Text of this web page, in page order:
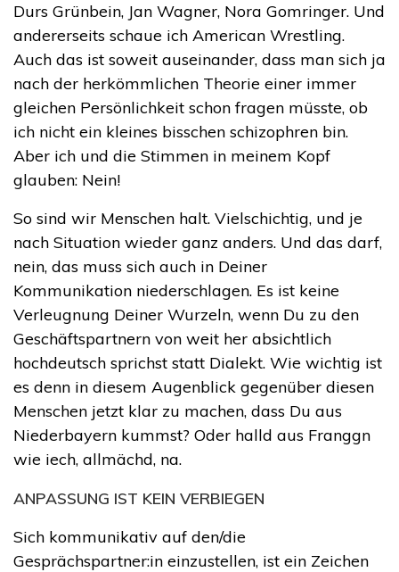
Durs Grünbein, Jan Wagner, Nora Gomringer. Und
andererseits schaue ich American Wrestling.
Auch das ist soweit auseinander, dass man sich ja
nach der herkömmlichen Theorie einer immer
gleichen Persönlichkeit schon fragen müsste, ob
ich nicht ein kleines bisschen schizophren bin.
Aber ich und die Stimmen in meinem Kopf
glauben: Nein!
So sind wir Menschen halt. Vielschichtig, und je
nach Situation wieder ganz anders. Und das darf,
nein, das muss sich auch in Deiner
Kommunikation niederschlagen. Es ist keine
Verleugnung Deiner Wurzeln, wenn Du zu den
Geschäftspartnern von weit her absichtlich
hochdeutsch sprichst statt Dialekt. Wie wichtig ist
es denn in diesem Augenblick gegenüber diesen
Menschen jetzt klar zu machen, dass Du aus
Niederbayern kummst? Oder halld aus Franggn
wie iech, allmächd, na.
ANPASSUNG IST KEIN VERBIEGEN
Sich kommunikativ auf den/die
Gesprächspartner:in einzustellen, ist ein Zeichen